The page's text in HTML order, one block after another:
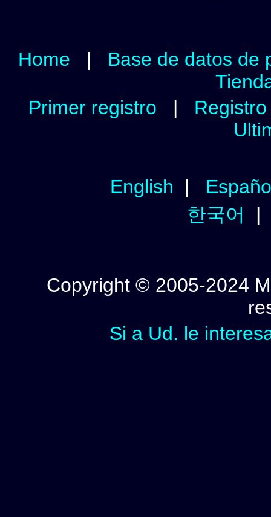
Home | Base de datos de
Primer registro |
English |
한국어
Copyright © 2005-2024
Si a Ud. le